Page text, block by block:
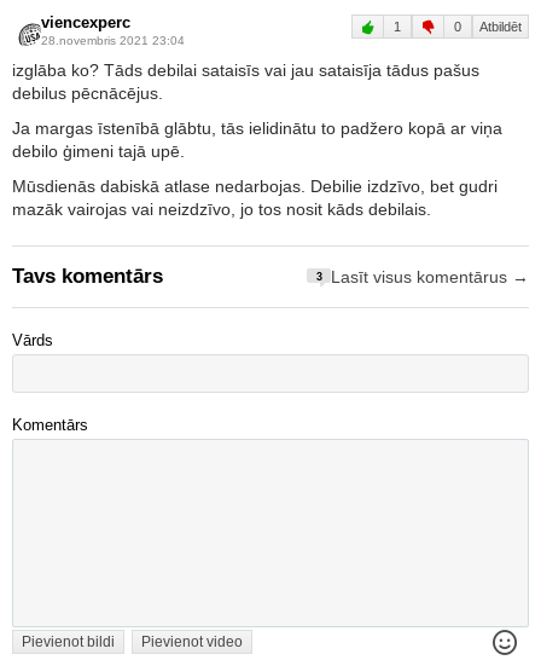
viencexperc
28.novembris 2021 23:04
1 0 Atbildēt
izglāba ko? Tāds debilai sataisīs vai jau sataisīja tādus pašus
debilus pēcnācējus.
Ja margas īstenībā glābtu, tās ielidinātu to padžero kopā ar viņa
debilo ģimeni tajā upē.
Mūsdienās dabiskā atlase nedarbojas. Debilie izdzīvo, bet gudri
mazāk vairojas vai neizdzīvo, jo tos nosit kāds debilais.
Tavs komentārs 3 Lasīt visus komentārus →
Vārds
Komentārs
Pievienot bildi Pievienot video